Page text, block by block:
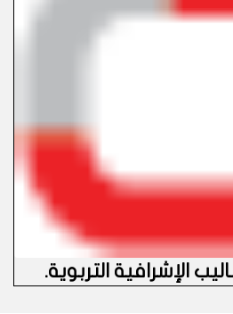
الإشرافية التربوية.